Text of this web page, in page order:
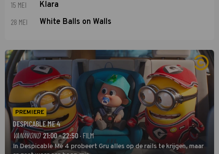
15 MEI Klara
28 MEI White Balls on Walls
PREMIERE
DESPICABLE ME 4
VANAVOND 21:00 - 22:50 · FILM
In Despicable Me 4 probeert Gru alles op de rails te krijgen, maar